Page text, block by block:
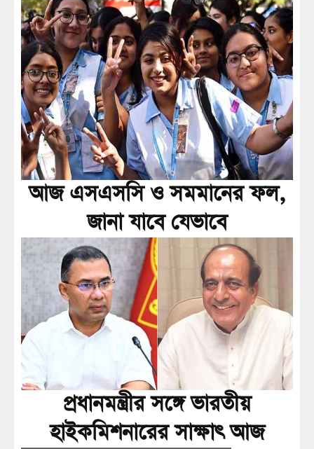
আজ এসএসসি ও সমমানের ফল,
জানা যাবে যেভাবে
প্রধানমন্ত্রীর সঙ্গে ভারতীয়
হাইকমিশনারের সাক্ষাৎ আজ